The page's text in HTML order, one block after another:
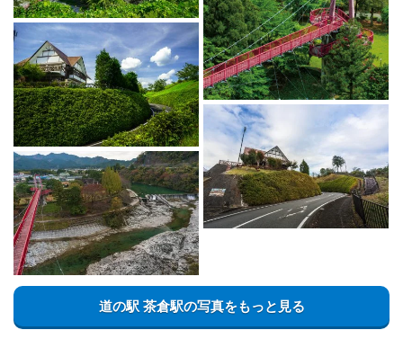
道の駅 茶倉駅の写真をもっと見る